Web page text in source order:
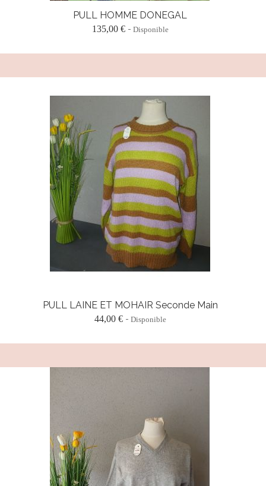
PULL HOMME DONEGAL
135,00 € Disponible
PULL LAINE ET MOHAIR Seconde Main
44,00 € Disponible